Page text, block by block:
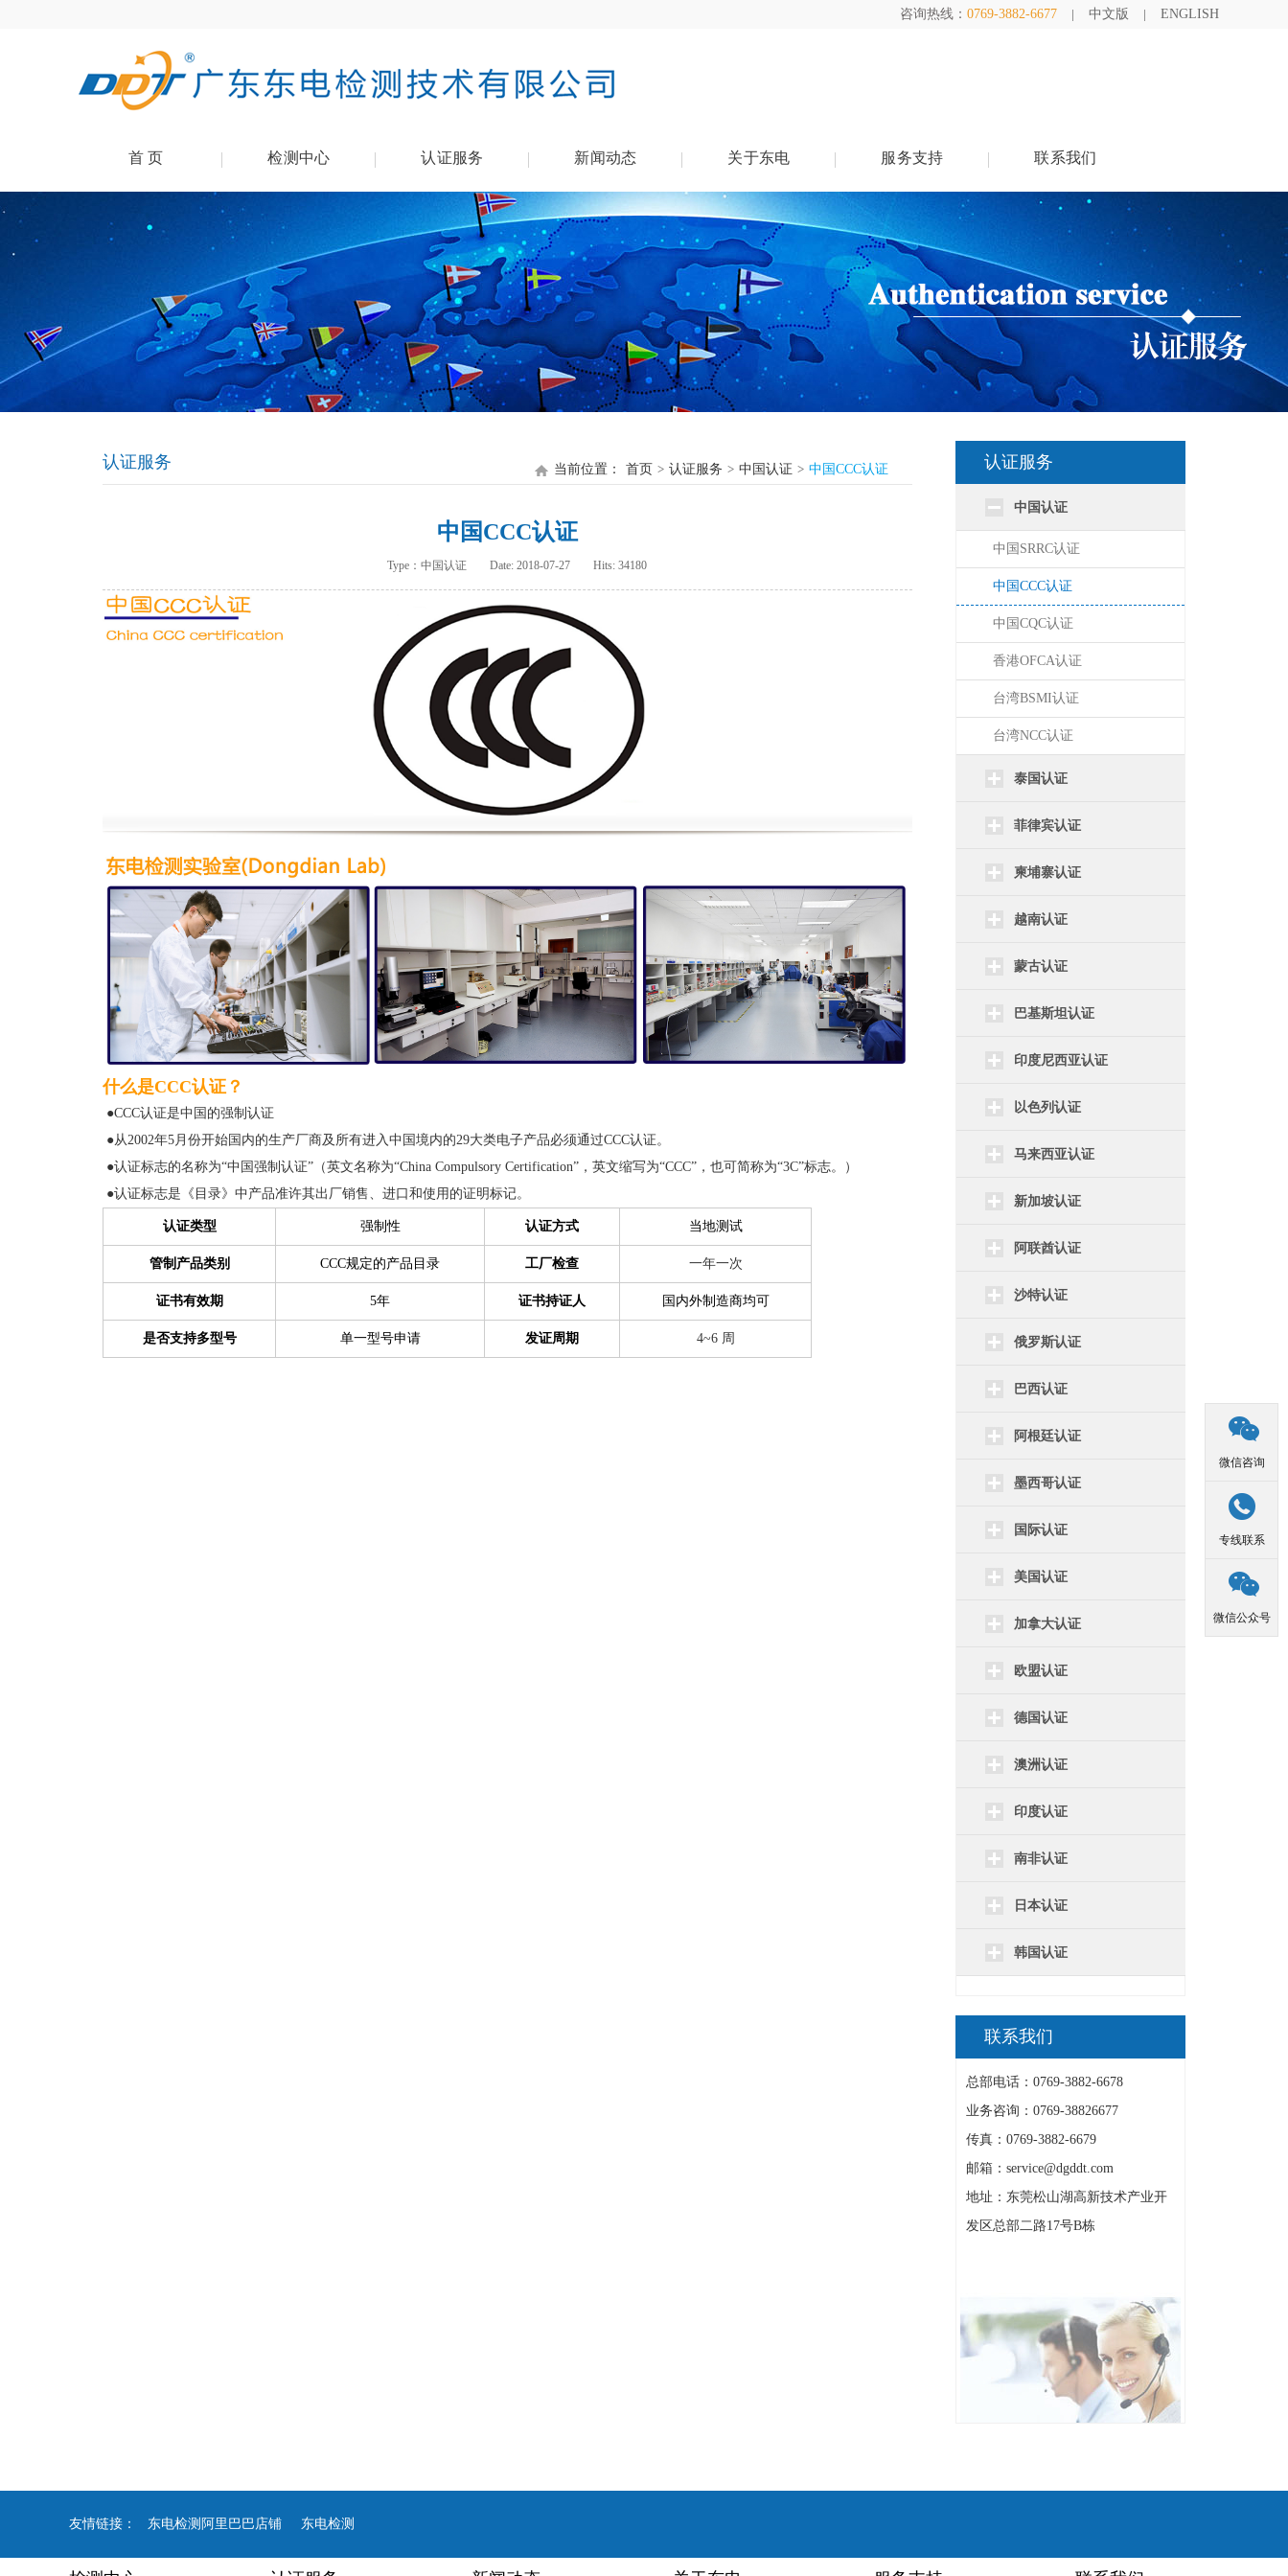
咨询热线： 0769-3882-6677 中文版 ENGLISH
首 页 检测中心 认证服务 新闻动态 关于东电 服务支持 联系我们
认证服务
中国认证
中国SRRC认证
中国CCC认证
中国CQC认证
香港OFCA认证
台湾BSMI认证
台湾NCC认证
泰国认证
菲律宾认证
柬埔寨认证
越南认证
蒙古认证
巴基斯坦认证
印度尼西亚认证
以色列认证
马来西亚认证
新加坡认证
阿联酋认证
沙特认证
俄罗斯认证
巴西认证
阿根廷认证
墨西哥认证
国际认证
美国认证
加拿大认证
欧盟认证
德国认证
澳洲认证
印度认证
南非认证
日本认证
韩国认证
联系我们
总部电话：0769-3882-6678
业务咨询：0769-38826677
传真：0769-3882-6679
邮箱：service@dgddt.com
地址：东莞松山湖高新技术产业开
发区总部二路17号B栋
当前位置： 首页 认证服务 中国认证 中国CCC认证
认证服务
中国CCC认证
Type：中国认证 Date: 2018-07-27 Hits: 34180
什么是CCC认证？
●CCC认证是中国的强制认证
●从2002年5月份开始国内的生产厂商及所有进入中国境内的29大类电子产品必须通过CCC认证。
●认证标志的名称为“中国强制认证”（英文名称为“China Compulsory Certification”，英文缩写为“CCC”，也可简称为“3C”标志。）
●认证标志是《目录》中产品准许其出厂销售、进口和使用的证明标记。
认证类型 强制性 认证方式 当地测试
管制产品类别 CCC规定的产品目录 工厂检查 一年一次
证书有效期 5年 证书持证人 国内外制造商均可
是否支持多型号 单一型号申请 发证周期 4~6 周
友情链接： 东电检测阿里巴巴店铺 东电检测

微信咨询

专线联系

微信公众号